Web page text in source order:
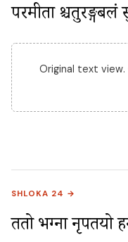
परमप्रीता
Original text
SHLOKA 24 →
ततो भग्ना नृपतयो